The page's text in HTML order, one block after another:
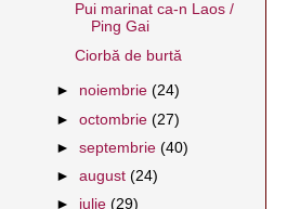
Pui marinat ca-n Laos /
Ping Gai
Ciorbă de burtă
► noiembrie(24)
►octombrie(27)
►septembrie(40)
►august(24)
► iulie(29)